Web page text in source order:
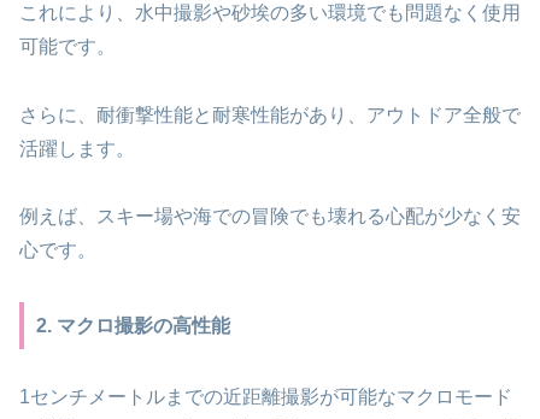
これにより、水中撮影や砂埃の多い環境でも問題なく使用
可能です。
さらに、耐衝撃性能と耐寒性能があり、アウトドア全般で
活躍します。
例えば、スキー場や海での冒険でも壊れる心配が少なく安
心です。
2. マクロ撮影の高性能
1センチメートルまでの近距離撮影が可能なマクロモード